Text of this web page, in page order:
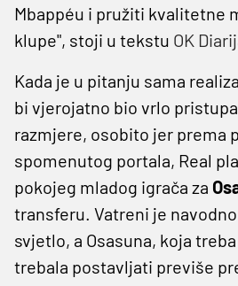
Mbappéu i pružiti kvalitetne
klupe", stoji u tekstu OK
Kada je u pitanju sama
bi vjerojatno bio vrlo
razmjere, osobito jer prema
spomenutog portala, Real
pokojeg mladog igrača za
transferu. Vatreni je
svjetlo, a Osasuna, koja
trebala postavljati previše